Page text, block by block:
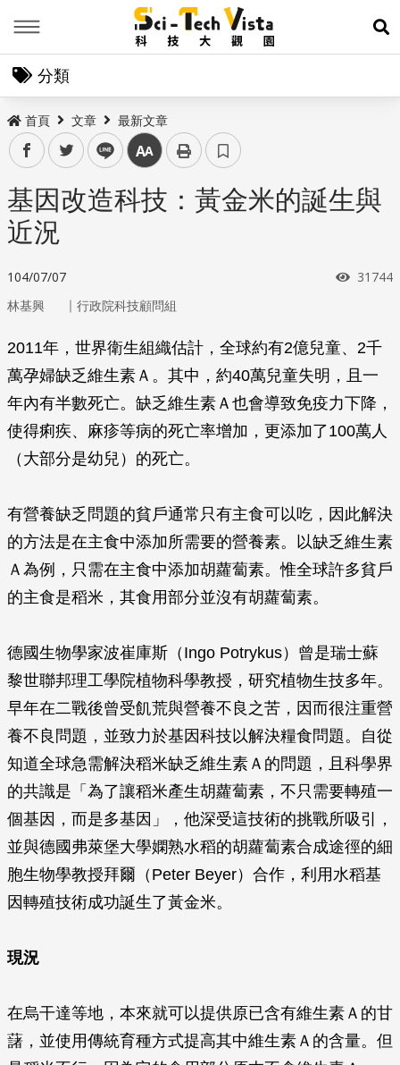
展
分類
首頁 文章 最新文章
facebooktwitter line 中
基因改造科技：黃金米的誕生與
近況
104/07/07 瀏覽次
31744
林基興 ｜ 行政院科技顧問組
2011年，世界衛生組織估計，全球約有2億兒童、2千
萬孕婦缺乏維生素Ａ。其中，約40萬兒童失明，且一
年內有半數死亡。缺乏維生素Ａ也會導致免疫力下降，
使得痢疾、麻疹等病的死亡率增加，更添加了100萬人
（大部分是幼兒）的死亡。
有營養缺乏問題的貧戶通常只有主食可以吃，因此解決
的方法是在主食中添加所需要的營養素。以缺乏維生素
Ａ為例，只需在主食中添加胡蘿蔔素。惟全球許多貧戶
的主食是稻米，其食用部分並沒有胡蘿蔔素。
德國生物學家波崔庫斯（Ingo Potrykus）曾是瑞士蘇
黎世聯邦理工學院植物科學教授，研究植物生技多年。
早年在二戰後曾受飢荒與營養不良之苦，因而很注重營
養不良問題，並致力於基因科技以解決糧食問題。自從
知道全球急需解決稻米缺乏維生素Ａ的問題，且科學界
的共識是「為了讓稻米產生胡蘿蔔素，不只需要轉殖一
個基因，而是多基因」，他深受這技術的挑戰所吸引，
並與德國弗萊堡大學嫻熟水稻的胡蘿蔔素合成途徑的細
胞生物學教授拜爾（Peter Beyer）合作，利用水稻基
因轉殖技術成功誕生了黃金米。
現況
在烏干達等地，本來就可以提供原已含有維生素Ａ的甘
藷，並使用傳統育種方式提高其中維生素Ａ的含量。但